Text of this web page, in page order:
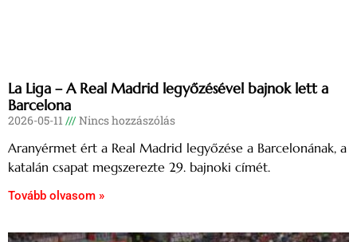
La Liga – A Real Madrid legyőzésével bajnok lett a
Barcelona
2026-05-11 Nincs hozzászólás
Aranyérmet ért a Real Madrid legyőzése a Barcelonának, a
katalán csapat megszerezte 29. bajnoki címét.
Tovább olvasom »